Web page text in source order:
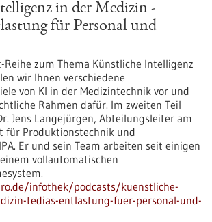
in der Medizin -
für Personal und
Reihe zum Thema Künstliche Intelligenz
wir Ihnen verschiedene
von KI in der Medizintechnik vor und
Rahmen dafür. Im zweiten Teil
Jens Langejürgen, Abteilungsleiter am
für Produktionstechnik und
Er und sein Team arbeiten seit einigen
einem vollautomatischen
infothek/podcasts/kuenstliche-
tedias-entlastung-fuer-personal-und-